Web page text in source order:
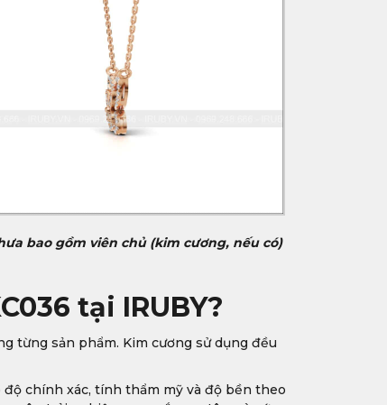
bao gồm viên chủ (kim cương, nếu có)
tại IRUBY?
từng sản phẩm. Kim cương sử dụng đều
chính xác, tính thẩm mỹ và độ bền theo